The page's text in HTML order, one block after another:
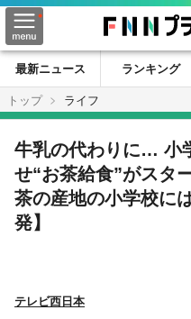
最新ニュース ランキング
トップ
ライフ
牛乳の代わりに… 小
せ“お茶給食”がスタ
茶の産地の小学校に
発】
テレビ西日本